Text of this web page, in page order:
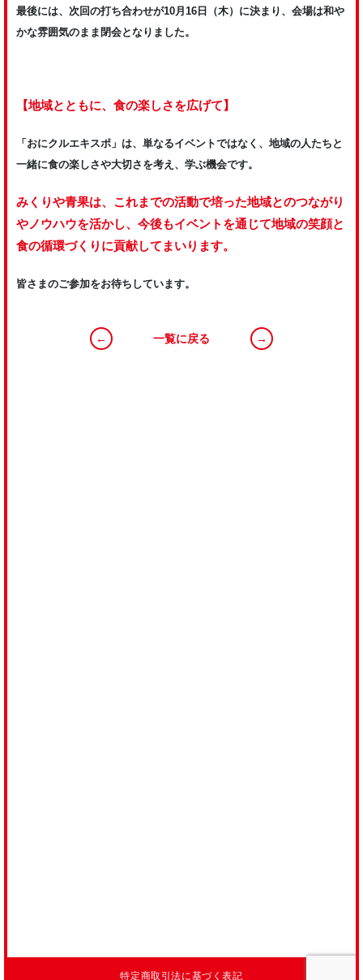
最後には、次回の打ち合わせが10月16日（木）に決まり、会場は和や
かな雰囲気のまま閉会となりました。
【地域とともに、食の楽しさを広げて】
「おにクルエキスポ」は、単なるイベントではなく、地域の人たちと
一緒に食の楽しさや大切さを考え、学ぶ機会です。
みくりや青果は、これまでの活動で培った地域とのつながり
やノウハウを活かし、今後もイベントを通じて地域の笑顔と
食の循環づくりに貢献してまいります。
皆さまのご参加をお待ちしています。
← 一覧に戻る →
特定商取引法に基づく表記